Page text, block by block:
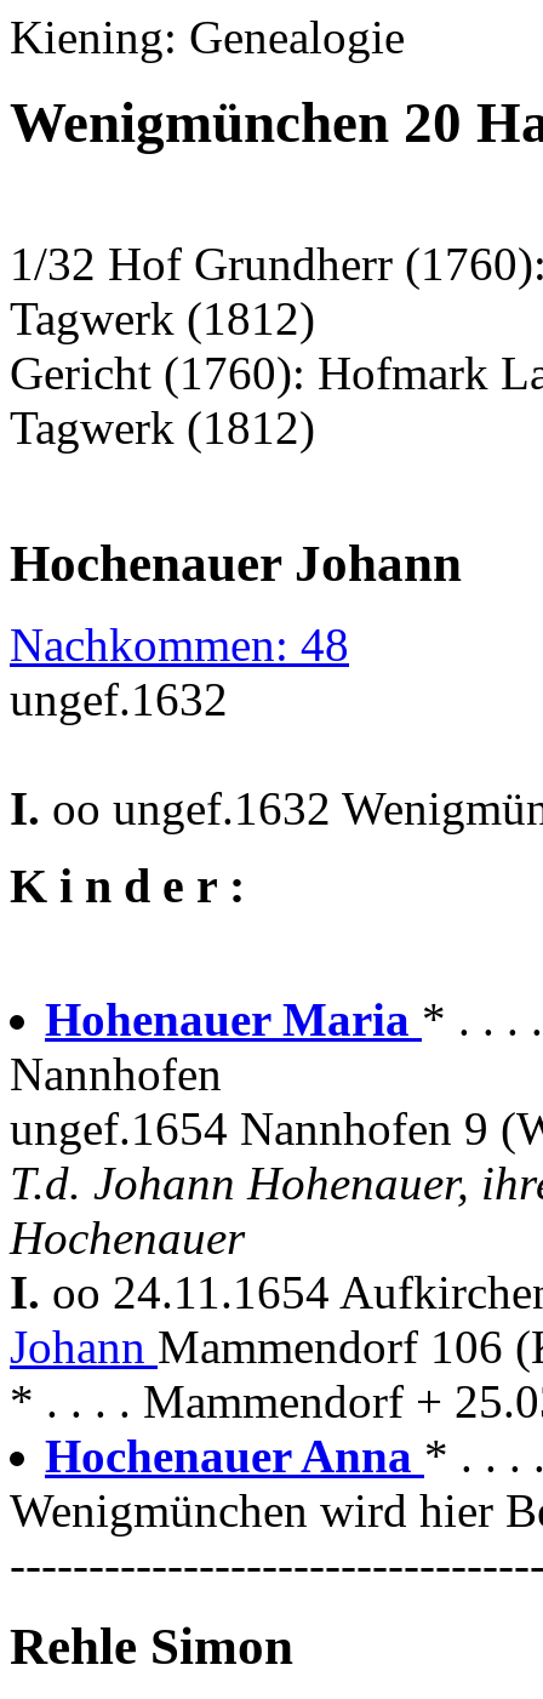
Kiening: Genealogie
Wenigmünchen 20
1/32 Hof Grundherr
Tagwerk (1812)
Gericht (1760): Hofmark
Tagwerk (1812)
Hochenauer Johann
Nachkommen: 48
ungef.1632
I. oo ungef.1632
K i n d e r :
Hohenauer Maria * . . .
Nannhofen
ungef.1654 Nannhofen 9
T.d. Johann Hohenauer,
Hochenauer
I. oo 24.11.1654
Johann Mammendorf 106
* . . . . Mammendorf +
Hochenauer Anna * . . .
Wenigmünchen wird hier
Rehle Simon